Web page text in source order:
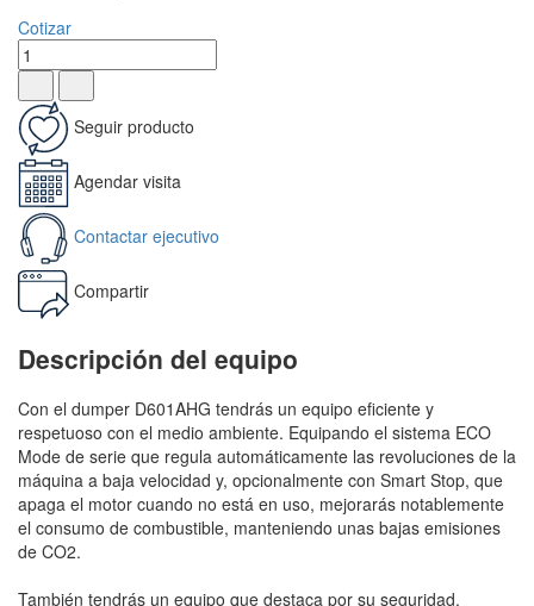
Cotizar
Seguir producto
Agendar visita
Contactar ejecutivo
Compartir
Descripción del equipo
Con el dumper D601AHG tendrás un equipo eficiente y
respetuoso con el medio ambiente. Equipando el sistema ECO
Mode de serie que regula automáticamente las revoluciones de la
máquina a baja velocidad y, opcionalmente con Smart Stop, que
apaga el motor cuando no está en uso, mejorarás notablemente
el consumo de combustible, manteniendo unas bajas emisiones
de CO2.
También tendrás un equipo que destaca por su seguridad.